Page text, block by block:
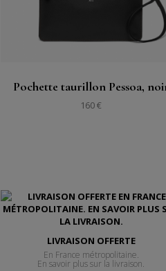
Pochette taurillon Pessoa,
160 €
LIVRAISON OFFERTE
En France métropolitaine.
En savoir plus sur la livraison.